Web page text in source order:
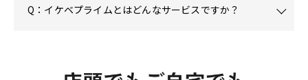
Q：イケベプライムとはどんなサービスですか？